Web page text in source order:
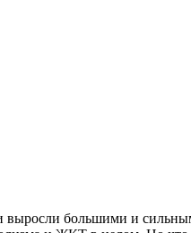
большими и